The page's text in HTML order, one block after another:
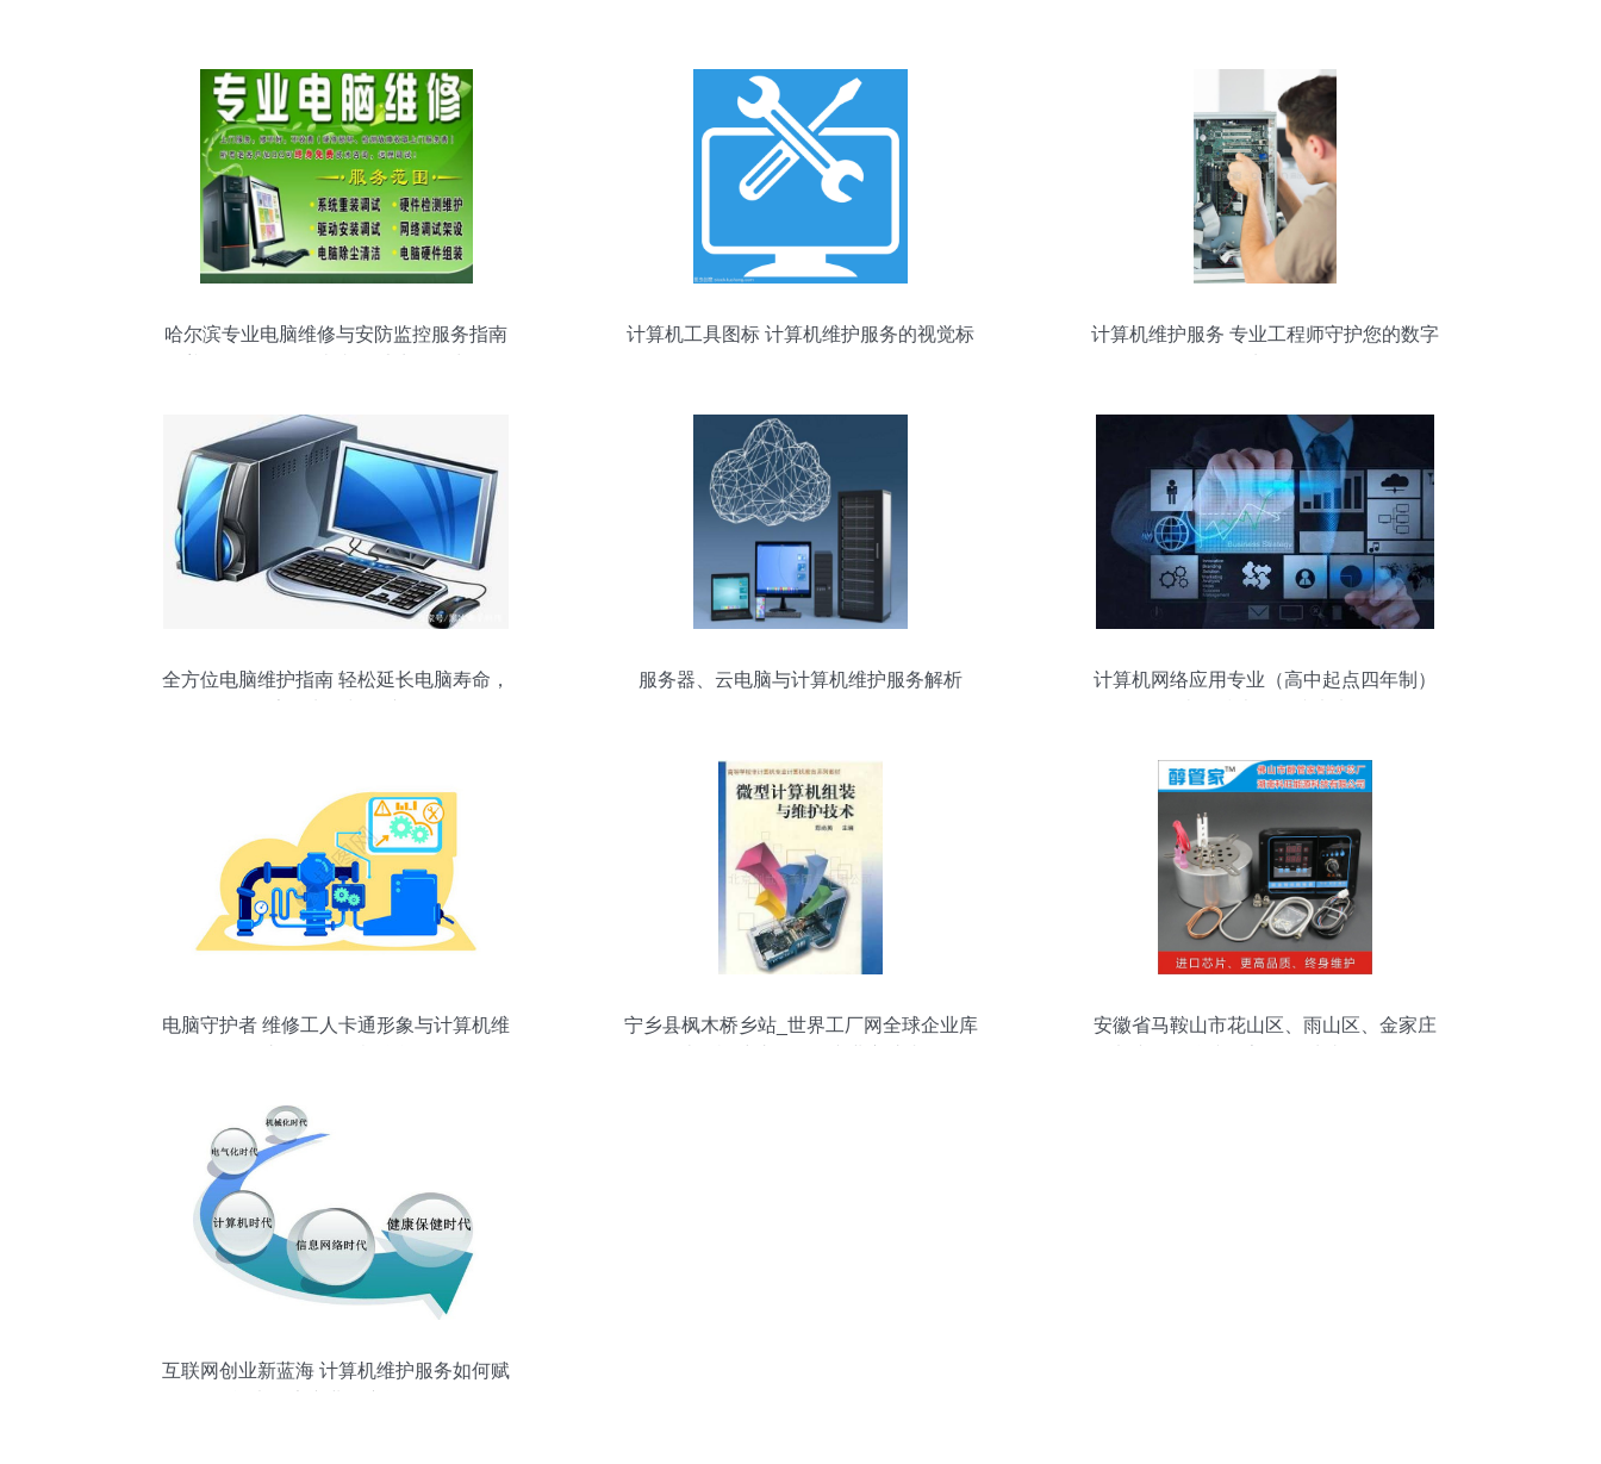
哈尔滨专业电脑维修与安防监控服务指南
计算机工具图标 计算机维护服务的视觉标
计算机维护服务 专业工程师守护您的数字
全方位电脑维护指南 轻松延长电脑寿命，
服务器、云电脑与计算机维护服务解析
计算机网络应用专业（高中起点四年制）
电脑守护者 维修工人卡通形象与计算机维
宁乡县枫木桥乡站_世界工厂网全球企业库
安徽省马鞍山市花山区、雨山区、金家庄
互联网创业新蓝海 计算机维护服务如何赋